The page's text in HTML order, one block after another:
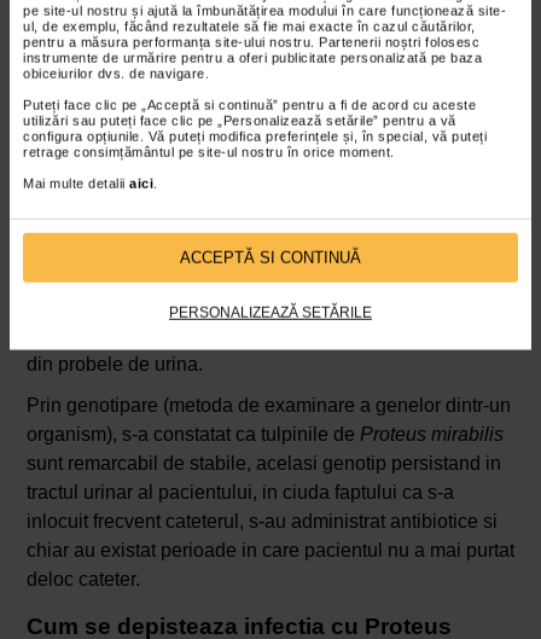
pe site-ul nostru și ajută la îmbunătățirea modului în care funcționează site-
ul, de exemplu, făcând rezultatele să fie mai exacte în cazul căutărilor,
pentru a măsura performanța site-ului nostru. Partenerii noștri folosesc
instrumente de urmărire pentru a oferi publicitate personalizată pe baza
obiceiurilor dvs. de navigare.
Puteți face clic pe „Acceptă si continuă” pentru a fi de acord cu aceste
utilizări sau puteți face clic pe „Personalizează setările” pentru a vă
configura opțiunile. Vă puteți modifica preferințele și, în special, vă puteți
retrage consimțământul pe site-ul nostru în orice moment.
Mai multe detalii aici
ACCEPTĂ SI CONTINUĂ
PERSONALIZEAZĂ SETĂRILE
dureri de spate;
hematurie(prezenta globulelor rosii in urina).
Infectia cu Proteus mirabilis la pacientii cu
cateter urinar
Proteus mirabilisnu reprezinta un pericol pentru pacienti
dupa ce abia li s-a inserat cateterul, deoarece bacteriile
sunt initial eliminate prin fluxul urinar. Cu cat durata
utilizarii cateterului se prelungeste insa, cu atat creste
riscul ca agentul patogen sa nu mai poata fi indepartat
eficient prin urinare. La pacientii cu cateter pe termen
din probele de urina.
Prin genotipare (metoda de examinare a genelor dintr-un
organism), s-a constatat ca tulpinile de Proteus mirabilis
sunt remarcabil de stabile, acelasi genotip persistand in
tractul urinar al pacientului, in ciuda faptului ca s-a
inlocuit frecvent cateterul, s-au administrat antibiotice si
chiar au existat perioade in care pacientul nu a mai purtat
deloc cateter.
Cum se depisteaza infectia cu Proteus